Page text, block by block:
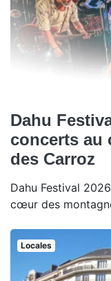
Dahu
concerts au
des Carroz
Dahu Festival
cœur des
Locales